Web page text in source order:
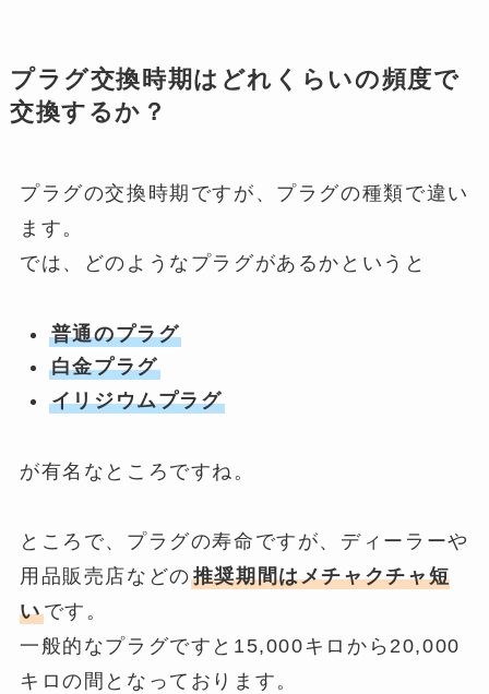
プラグ交換時期はどれくらいの頻度で
交換するか？
プラグの交換時期ですが、プラグの種類で違い
ます。
では、どのようなプラグがあるかというと
普通のプラグ
白金プラグ
イリジウムプラグ
が有名なところですね。
ところで、プラグの寿命ですが、ディーラーや
用品販売店などの推奨期間はメチャクチャ短
いです。
一般的なプラグですと15,000キロから20,000
キロの間となっております。